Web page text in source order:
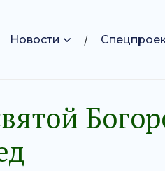
Новости